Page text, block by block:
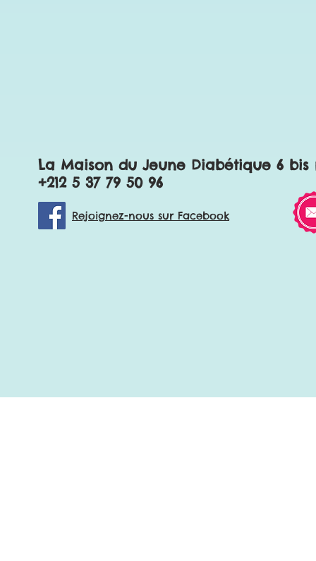
La Maison du Jeune Diabétique 6
+212 5 37 79 50 96
Rejoignez-nous sur Facebook